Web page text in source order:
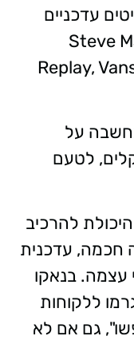
עדכניים
Steve
Replay,
על
לטעם
להרכיב
חכמה, עדכנית
עצמה. בנאקו
ללקוחות
גם אם לא